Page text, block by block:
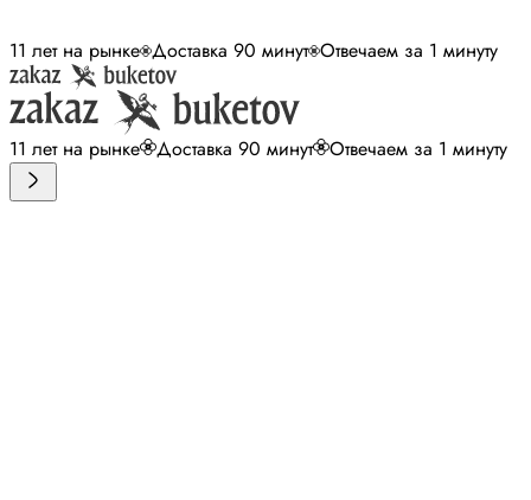
11 лет на рынке Доставка 90 минут Отвечаем за 1 минуту
11 лет на рынке Доставка 90 минут Отвечаем за 1 минуту